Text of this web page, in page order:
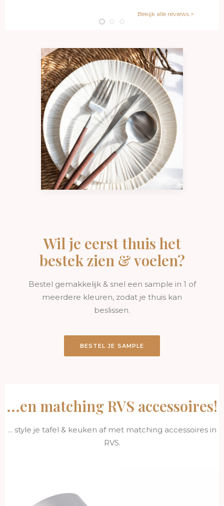
worden geprezen om hun kwaliteit en verfijning.
De visie van José Joaquim Ribeiro
Als hoofdontwerper van Cutipol heeft José Joaquim
Ribeiro altijd gestreefd naar een harmonie tussen
functionaliteit en elegantie. Zijn minimalistische
ontwerpen, gekenmerkt door perfectie en balans,
hebben van Cutipol een icoon gemaakt in de wereld
van luxe bestek.
Geef je tafel een moderne uitstraling met het Goa Grijs
RVS bestek. Deze set biedt niet alleen gebruiksgemak,
maar ook een tijdloze elegantie. Kies uit de
duurzaamheid en functionaliteit!
Bekijk alle reviews >
Wil je eerst thuis het
bestek zien & voelen?
Bestel gemakkelijk & snel een sample in 1 of
meerdere kleuren, zodat je thuis kan
beslissen.
BESTEL JE SAMPLE
...en matching RVS accessoires!
... style je tafel & keuken af met matching accessoires in
RVS.